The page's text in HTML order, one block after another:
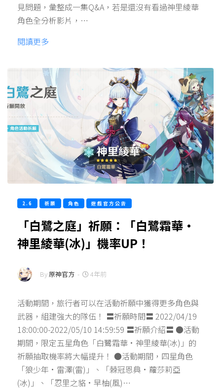
見問題，彙整成一集Q&A，若是還沒有看過神里綾華
角色全分析影片，…
閱讀更多
2.6 祈願 角色 遊戲官方公告
「白鷺之庭」祈願：「白鷺霜華·
神里綾華(冰)」機率UP！
By原神官方 - 4年前
活動期間，旅行者可以在活動祈願中獲得更多角色與
武器，組建強大的隊伍！ 〓祈願時間〓 2022/04/19
18:00:00-2022/05/10 14:59:59 〓祈願介紹〓 ●活動
期間，限定五星角色「白鷺霜華·神里綾華(冰)」的
祈願抽取機率將大幅提升！ ●活動期間，四星角色
「狼少年·雷澤(雷)」、「棘冠恩典·蘿莎莉亞
(冰)」、「忍里之貉·早柚(風)…